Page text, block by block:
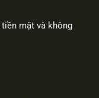
mặt và không